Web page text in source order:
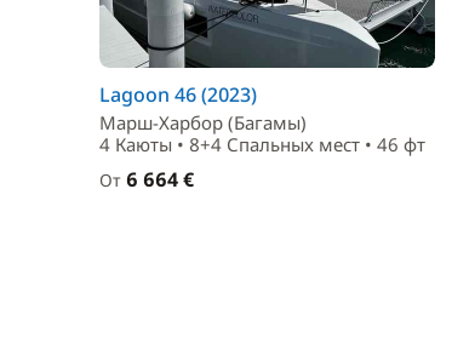
Lagoon 46 (2023)
Марш-Харбор (Багамы)
4 Каюты • 8+4 Спальныx мест • 46 фт
От 6 664 €